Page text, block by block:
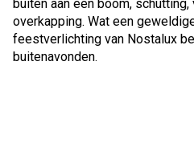
buiten aan een boom,
overkapping. Wat een
feestverlichting van Nostalux
buitenavonden.